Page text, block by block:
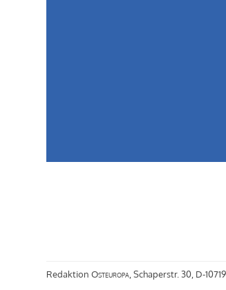
RedaktionOsteuropa , Schaperstr. 30, D-